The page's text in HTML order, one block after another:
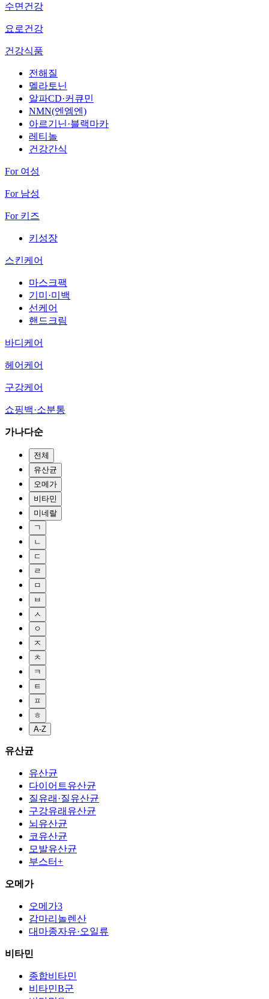
수면건강
요로건강
건강식품
전해질
멜라토닌
알파CD·커큐민
NMN(엔엠엔)
아르기닌·블랙마카
레티놀
건강간식
For 여성
For 남성
For 키즈
키성장
스킨케어
마스크팩
기미·미백
선케어
핸드크림
바디케어
헤어케어
구강케어
쇼핑백·소분통
가나다순
전체
유산균
오메가
비타민
미네랄
ㄱ
ㄴ
ㄷ
ㄹ
ㅁ
ㅂ
ㅅ
ㅇ
ㅈ
ㅊ
ㅋ
ㅌ
ㅍ
ㅎ
A-Z
유산균
유산균
다이어트유산균
질유래·질유산균
구강유래유산균
뇌유산균
코유산균
모발유산균
부스터+
오메가
오메가3
감마리놀렌산
대마종자유·오일류
비타민
종합비타민
비타민B군